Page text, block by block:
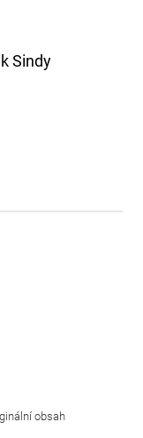
Sindy
obsah